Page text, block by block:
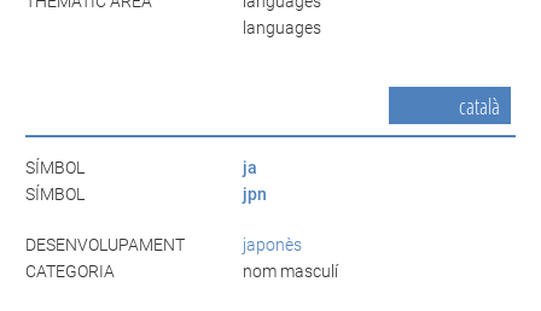
languages
català
SÍMBOL
ja
SÍMBOL
jpn
DESENVOLUPAMENT
japonès
CATEGORIA
nom masculí